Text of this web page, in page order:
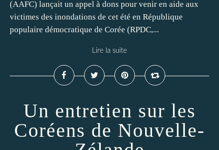
(AAFC) lançait un appel à dons pour venir en aide aux
victimes des inondations de cet été en République
populaire démocratique de Corée (RPDC,...
Lire la suite
Un entretien sur les
Coréens de Nouvelle-